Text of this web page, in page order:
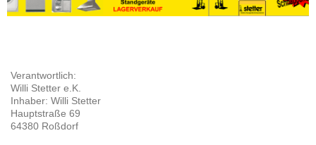
Verantwortlich:
Willi Stetter e.K.
Inhaber: Willi Stetter
Hauptstraße 69
64380 Roßdorf